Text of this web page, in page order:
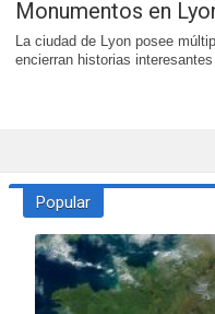
Monumentos en
La ciudad de Lyon posee
encierran historias
Popular